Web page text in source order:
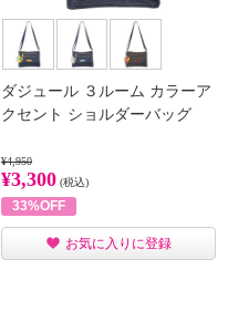
ダジュール ３ルーム カラーア
クセント ショルダーバッグ
¥4,950
¥3,300 (税込)
33%OFF
お気に入りに登録